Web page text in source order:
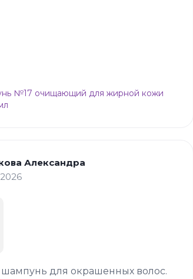
№17 очищающий для жирной кожи
Александра
для окрашенных волос.